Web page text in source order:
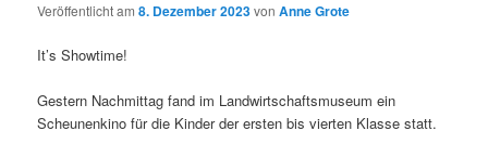
Veröffentlicht am8. Dezember 2023vonAnne Grote
It’s Showtime!
Gestern Nachmittag fand im Landwirtschaftsmuseum ein
Scheunenkino für die Kinder der ersten bis vierten Klasse statt.